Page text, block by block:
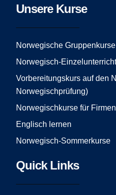
e
o
o
t
g
r
m
t
e
Unsere Kurse
Norwegische Gruppenkurse
Norwegisch-
Vorbereitungskurs auf den
Norwegischprüfung)
Norwegischkurse für Firmen
Englisch lernen
Norwegisch-Sommerkurse
Quick Links